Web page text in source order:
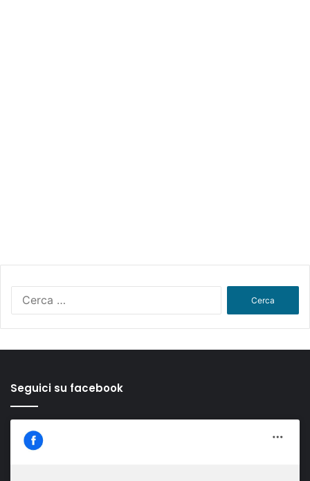
Seguici su facebook